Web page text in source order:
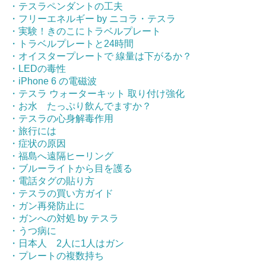
・テスラペンダントの工夫
・フリーエネルギー by ニコラ・テスラ
・実験！きのこにトラベルプレート
・トラベルプレートと24時間
・オイスタープレートで 線量は下がるか？
・LEDの毒性
・iPhone 6 の電磁波
・テスラ ウォーターキット 取り付け強化
・お水 たっぷり飲んでますか？
・テスラの心身解毒作用
・旅行には
・症状の原因
・福島へ遠隔ヒーリング
・ブルーライトから目を護る
・電話タグの貼り方
・テスラの買い方ガイド
・ガン再発防止に
・ガンへの対処 by テスラ
・うつ病に
・日本人 2人に1人はガン
・プレートの複数持ち